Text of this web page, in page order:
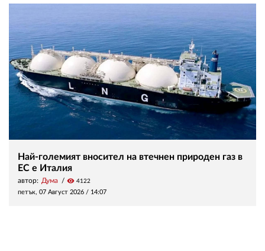
Най-големият вносител на втечнен природен газ в
ЕС е Италия
автор: Дума visibility 4122
петък, 07 Август 2026 / 14:07